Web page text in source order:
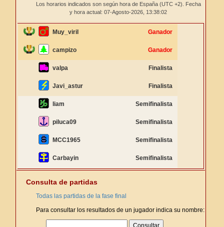
Los horarios indicados son según hora de España (UTC +2). Fecha
y hora actual: 07-Agosto-2026, 13:38:02
Muy_viril Ganador
campizo Ganador
valpa Finalista
Javi_astur Finalista
liam Semifinalista
piluca09 Semifinalista
MCC1965 Semifinalista
Carbayin Semifinalista
Consulta de partidas
Todas las partidas de la fase final
Para consultar los resultados de un jugador indica su nombre: